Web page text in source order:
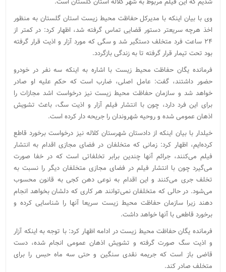
وی با بیان اینکه با مدیرکل حفاظت محیط زیست استان گلستان به منظور
اخذ هرچه سریعتر دستور قضایی تماس گرفته شد، اظهار کرد: در کمتر از
۲۴ ساعت فرد متخلف دستگیر شد و سگی که مورد آزار و اذیت قرار گرفته
بود تحت تیمار قرار گرفته تا به زندگی بازگردد.
فرمانده یگان حفاظت محیط زیست با اشاره به اینکه سه نفر در خودرو
حضور داشتند، گفت: عامل اصلی، ضارب است که حکم علیه او صادر
خواهد شد و سازمان حفاظت محیط زیست نیز درخواست اشد مجازات را
برای این فرد دارد، چون با انتشار فیلم آزار و اذیت سگ، باعث تشویش
اذهان عمومی شده و روحیه شهروندان را جریحه دار کرده است.
خیلدار با بیان اینکه از دادستان شهرستان کلاله نیز درخواست برخورد قاطع
کرده‌ایم، اظهار کرد: زمانی که متخلفان در فضای مجازی اقدام به انتشار
فیلم می‌کنند، جرائم آنها چندین برابر تخلفاتی است که در خفا صورت
می‌گیرد چون با انتشار فیلم در فضای مجازی متخلفان دیگر را نسبت به
تخلف جری می‌کنند و این اقدام به نوعی دهن کجی به قانون محسوب
می‌شود. در حالی که متخلفان نمی‌توانند هر کاری که دلشان بخواهد انجام
دهند زیرا سازمان حفاظت محیط زیست سریعا آنها را شناسایی کرده و
برخورد قاطعی با آنها خواهد داشت.
فرمانده یگان حفاظت محیط زیست در ادامه اظهار کرد: با توجه به اینکه آزار
و اذیت سگ صورت گرفته و تشویش اذهان عمومی انجام شده، دست
قاضی باز است که جریمه نقدی سنگین و حتی سه ماه حبس را برای
متخلف صادر کند.